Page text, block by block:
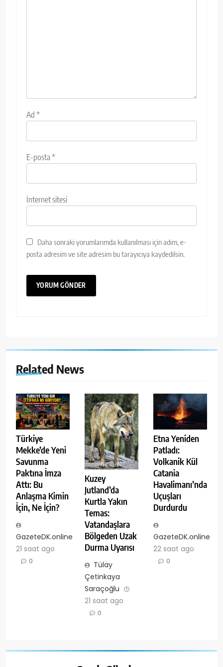
Ad *
E-posta*
İnternet sitesi
Daha sonraki yorumlarımda kullanılması için adım, e-
posta adresim ve site adresim bu tarayıcıya kaydedilsin.
Related News
Türkiye
Mekke’de Yeni
Savunma
Paktına İmza
Attı: Bu
Anlaşma Kimin
İçin, Ne İçin?
GazeteDK.online
21 saat ago
0
Kuzey
Jutland’da
Kurtla Yakın
Temas:
Vatandaşlara
Bölgeden Uzak
Durma Uyarısı
Tülay
Çetinkaya
Saraçoğlu
21 saat ago
0
Etna Yeniden
Patladı:
Volkanik Kül
Catania
Havalimanı’nda
Uçuşları
Durdurdu
GazeteDK.online
22 saat ago
0